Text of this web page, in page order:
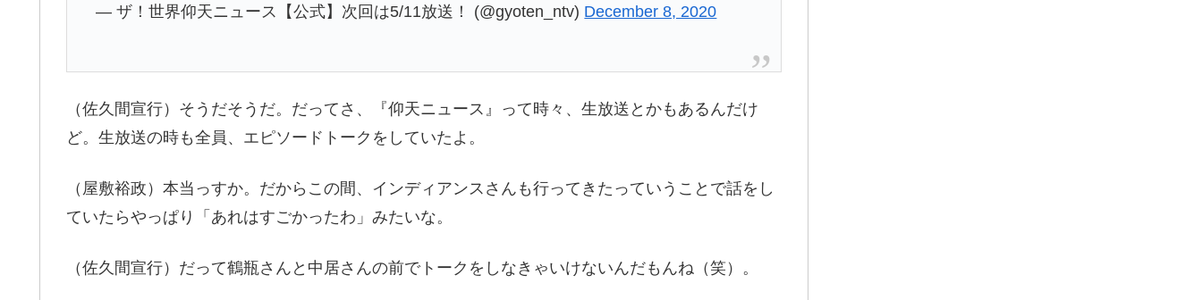
— ザ！世界仰天ニュース【公式】次回は5/11放送！ (@gyoten_ntv) December 8, 2020
（佐久間宣行）そうだそうだ。だってさ、『仰天ニュース』って時々、生放送とかもあるんだけ
ど。生放送の時も全員、エピソードトークをしていたよ。
（屋敷裕政）本当っすか。だからこの間、インディアンスさんも行ってきたっていうことで話をし
ていたらやっぱり「あれはすごかったわ」みたいな。
（佐久間宣行）だって鶴瓶さんと中居さんの前でトークをしなきゃいけないんだもんね（笑）。